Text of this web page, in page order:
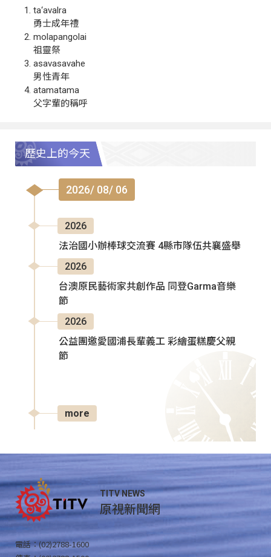
ta‘avalra
勇士成年禮
molapangolai
祖靈祭
asavasavahe
男性青年
atamatama
父字輩的稱呼
歷史上的今天
2026/ 08/ 06
2026
法治國小辦棒球交流賽 4縣市隊伍共襄盛舉
2026
台澳原民藝術家共創作品 同登Garma音樂
節
2026
公益團邀愛國浦長輩義工 彩繪蛋糕慶父親
節
more
TITV NEWS
原視新聞網
電話：(02)2788-1600